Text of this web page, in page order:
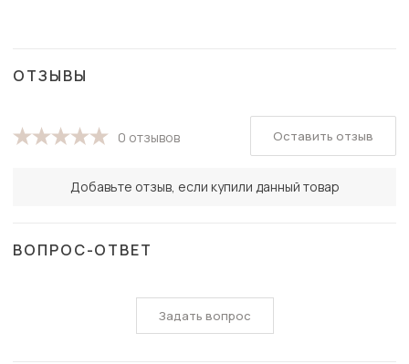
ОТЗЫВЫ
0 отзывов
Добавьте отзыв, если купили данный товар
Оставить отзыв
ВОПРОС-ОТВЕТ
Задать вопрос